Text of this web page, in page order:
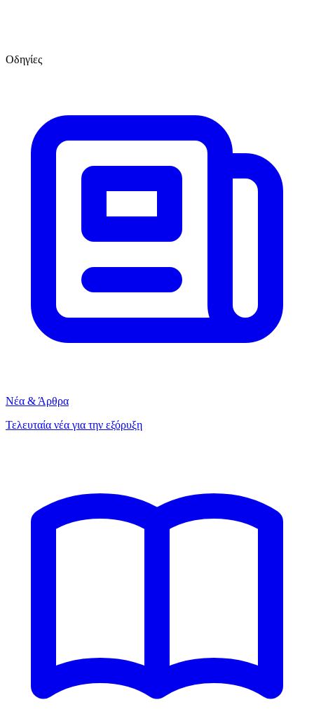
Οδηγίες
Νέα & Άρθρα
Τελευταία νέα για την εξόρυξη